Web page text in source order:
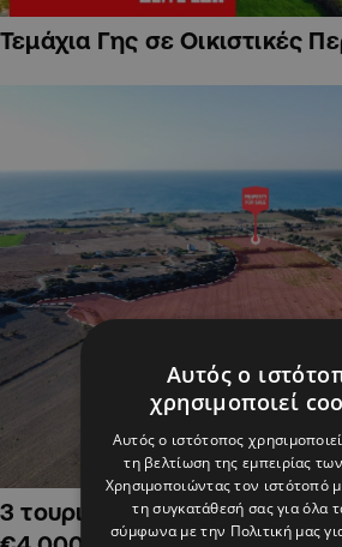
Τεμάχια Γης σε Οικιστικές
3 τουριστικά χωράφια στην
Αυτός ο
χρησιμοποιεί
Αυτός ο ιστότοπος
τη βελτίωση της εμπειρίας
Χρησιμοποιώντας τον ιστότοπό
τη συγκατάθεσή σας για όλα
σύμφωνα με την Πολιτική μας